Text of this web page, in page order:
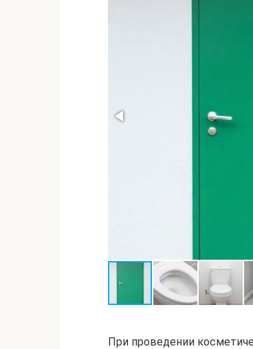
При проведении